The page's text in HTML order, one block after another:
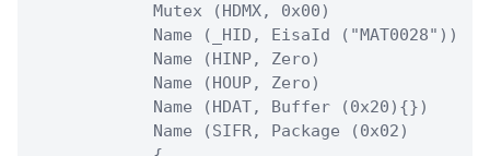
            Mutex (HDMX, 0x00)
Name (_HID, EisaId ("MAT0028"))
            Name (HINP, Zero)
            Name (HOUP, Zero)
            Name (HDAT, Buffer (0x20){})
            Name (SIFR, Package (0x02)